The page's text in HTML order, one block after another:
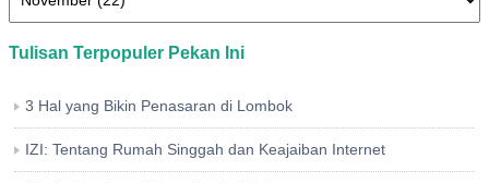
Tulisan Terpopuler Pekan Ini
3 Hal yang Bikin Penasaran di Lombok
IZI: Tentang Rumah Singgah dan Keajaiban Internet